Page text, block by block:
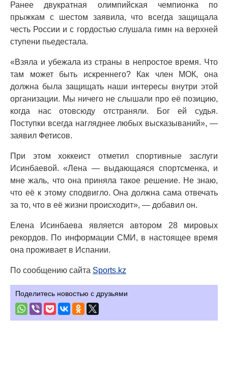
Ранее двукратная олимпийская чемпионка по
прыжкам с шестом заявила, что всегда защищала
честь России и с гордостью слушала гимн на верхней
ступени пьедестала.
«Взяла и убежала из страны в непростое время. Что
там может быть искреннего? Как член МОК, она
должна была защищать наши интересы внутри этой
организации. Мы ничего не слышали про её позицию,
когда нас отовсюду отстраняли. Бог ей судья.
Поступки всегда нагляднее любых высказываний», —
заявил Фетисов.
При этом хоккеист отметил спортивные заслуги
Исинбаевой. «Лена — выдающаяся спортсменка, и
мне жаль, что она приняла такое решение. Не знаю,
что её к этому сподвигло. Она должна сама отвечать
за то, что в её жизни происходит», — добавил он.
Елена Исинбаева является автором 28 мировых
рекордов. По информации СМИ, в настоящее время
она проживает в Испании.
По сообщению сайта Sports.kz
Поделитесь новостью с друзьями